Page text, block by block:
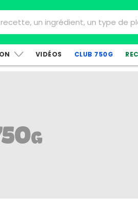
VIDÉOS CLUB 750G